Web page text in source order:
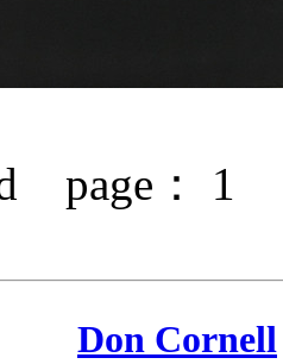
page： 1
Don Cornell